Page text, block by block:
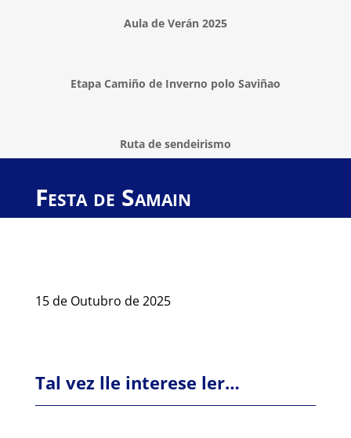
Aula de Verán 2025
Etapa Camiño de Inverno polo Saviñao
Ruta de sendeirismo
Festa de Samain
15 de Outubro de 2025
Tal vez lle interese ler…